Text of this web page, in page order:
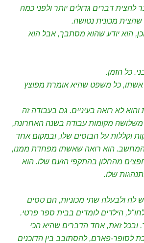
להצית דברים גדולים יותר ולפני כמה
מכונית נטושה.
הוא יודע שהוא מסתבך, אבל הוא
כל הזמן.
אשתו, כל משפט שהיא אומרת מפוצץ
והוא לא רואה בעיניים. גם בעבודה זה
משלושה מקומות עבודה בשנה האחרונה,
וקללות על הבוסים שלו, ובמקום אחד
המחשב. הוא רואה שאשתו מפחדת ממנו,
מהחלון בהתקפי הזעם שלו. הוא
שלו.
לה ולבעלה שתי מכוניות, הם טסים
הילדים לומדים בבית ספר פרטי.
זאת, אחד הדברים שהיא הכי
לסופר-פארם, להסתובב בין הדוכנים